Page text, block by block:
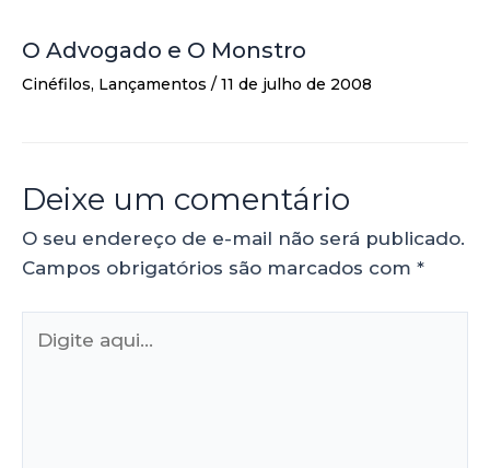
O Advogado e O Monstro
Cinéfilos, Lançamentos / 11 de julho de 2008
Deixe um comentário
O seu endereço de e-mail não será publicado.
Campos obrigatórios são marcados com *